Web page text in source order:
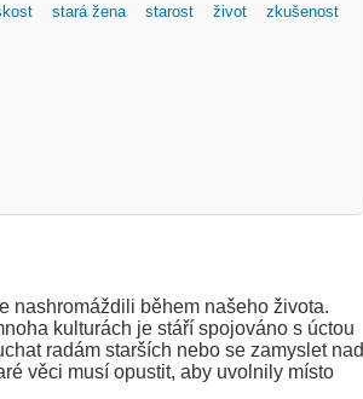
stará žena starost život
zkušenost
nashromáždili během našeho života.
kulturách je stáří spojováno s úctou
radám starších nebo se zamyslet nad
věci musí opustit, aby uvolnily místo